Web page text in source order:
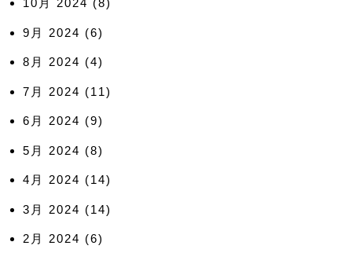
10月 2024 (8)
9月 2024 (6)
8月 2024 (4)
7月 2024 (11)
6月 2024 (9)
5月 2024 (8)
4月 2024 (14)
3月 2024 (14)
2月 2024 (6)